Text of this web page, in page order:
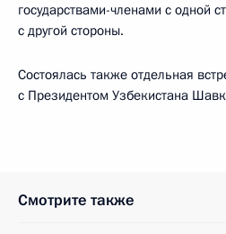
государствами-членами с одной
с другой стороны.
Состоялась также отдельная
с Президентом Узбекистана
Смотрите также